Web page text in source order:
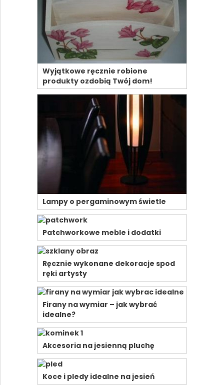
Wyjątkowe ręcznie robione
produkty ozdobią Twój dom!
Lampy o pergaminowym świetle
Patchworkowe meble i dodatki
Ręcznie wykonane dekoracje spod
ręki artysty
Firany na wymiar – jak wybrać
idealne?
Akcesoria na jesienną pluchę
Koce i pledy idealne na jesień